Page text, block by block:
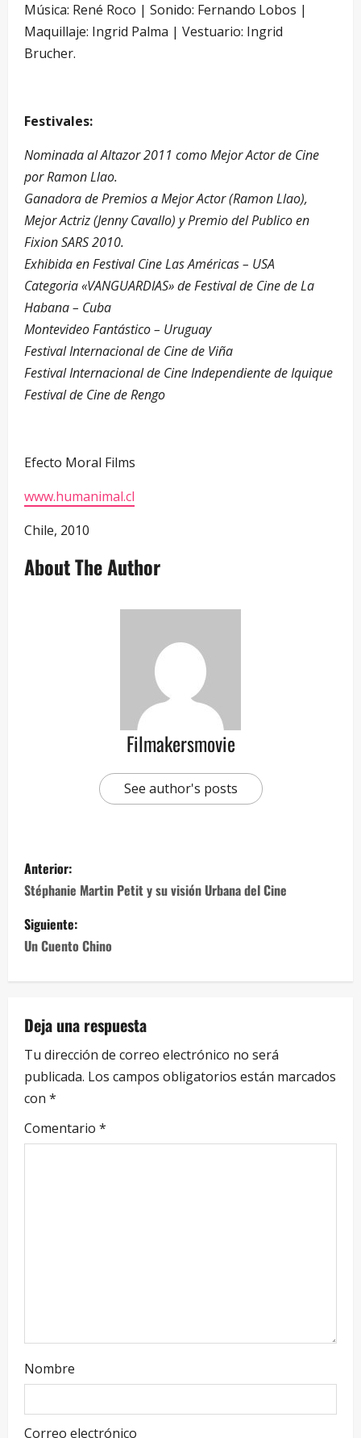
Música: René Roco | Sonido: Fernando Lobos |
Maquillaje: Ingrid Palma | Vestuario: Ingrid
Brucher.
Festivales:
Nominada al Altazor 2011 como Mejor Actor de Cine
por Ramon Llao.
Ganadora de Premios a Mejor Actor (Ramon Llao),
Mejor Actriz (Jenny Cavallo) y Premio del Publico en
Fixion SARS 2010.
Exhibida en Festival Cine Las Américas – USA
Categoria «VANGUARDIAS» de Festival de Cine de La
Habana – Cuba
Montevideo Fantástico – Uruguay
Festival Internacional de Cine de Viña
Festival Internacional de Cine Independiente de Iquique
Festival de Cine de Rengo
Efecto Moral Films
www.humanimal.cl
Chile, 2010
About The Author
Filmakersmovie
See author's posts
Anterior:
Stéphanie Martin Petit y su visión Urbana del Cine
Siguiente:
Un Cuento Chino
Deja una respuesta
Tu dirección de correo electrónico no será
publicada. Los campos obligatorios están marcados
con *
Comentario *
Nombre
Correo electrónico